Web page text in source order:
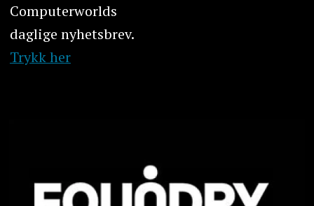
Computerworlds
daglige nyhetsbrev.
Trykk her